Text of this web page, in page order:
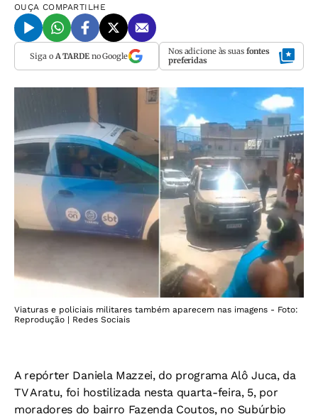
OUÇA COMPARTILHE
Siga o A TARDEno Google Nos adicione às suas fontes
preferidas
Viaturas e policiais militares também aparecem nas imagens - Foto:
Reprodução | Redes Sociais
A repórter Daniela Mazzei, do programa Alô Juca, da
TV Aratu, foi hostilizada nesta quarta-feira, 5, por
moradores do bairro Fazenda Coutos, no Subúrbio